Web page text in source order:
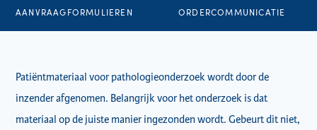
AANVRAAGFORMULIEREN ORDERCOMMUNICATIE
Patiëntmateriaal voor pathologieonderzoek wordt door de
inzender afgenomen. Belangrijk voor het onderzoek is dat
materiaal op de juiste manier ingezonden wordt. Gebeurt dit niet,